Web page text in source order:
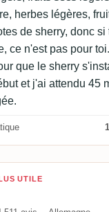
herbes légères,
de sherry, donc
ce n'est pas pour
que le sherry
et j'ai attendu 45
UTILE